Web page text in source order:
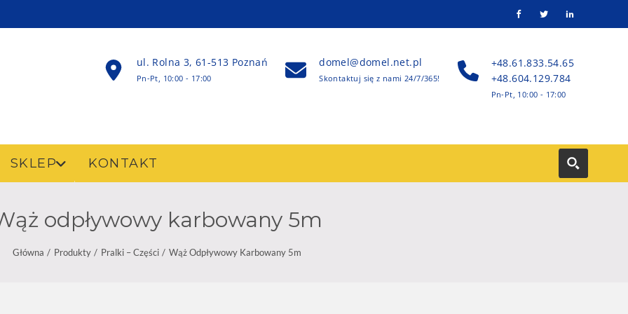
ul. Rolna 3, 61-513 Poznań
Pn-Pt, 10:00 - 17:00
domel@domel.net.pl
Skontaktuj się z nami 24/7/365!
+48.61.833.54.65
+48.604.129.784
Pn-Pt, 10:00 - 17:00
SKLEP KONTAKT
odpływowy karbowany 5m
Główna Produkty Pralki – Części Wąż Odpływowy Karbowany 5m